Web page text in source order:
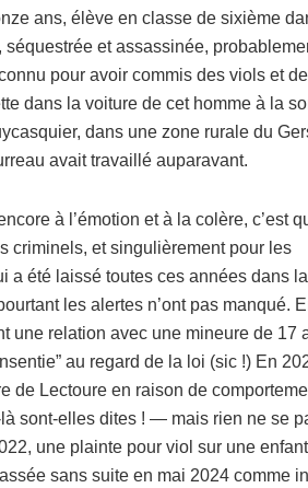
ans, élève en classe de sixième
et assassinée,
pour avoir commis des viols et
dans la voiture de cet homme à la
dans une zone rurale du
avait travaillé auparavant.
à l’émotion et à la colère, c’est
criminels, et singulièrement pour les
été laissé toutes ces années dans
les alertes n’ont pas manqué.
une relation avec une mineure de 17
au regard de la loi (sic !) En
de Lectoure en raison de
sont-elles dites ! — mais rien ne se
une plainte pour viol sur une
sans suite en mai 2024 comme